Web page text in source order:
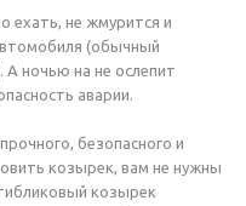
ехать, не жмурится и
(обычный
ночью на не ослепит
аварии.
безопасного и
козырек, вам не нужны
козырек